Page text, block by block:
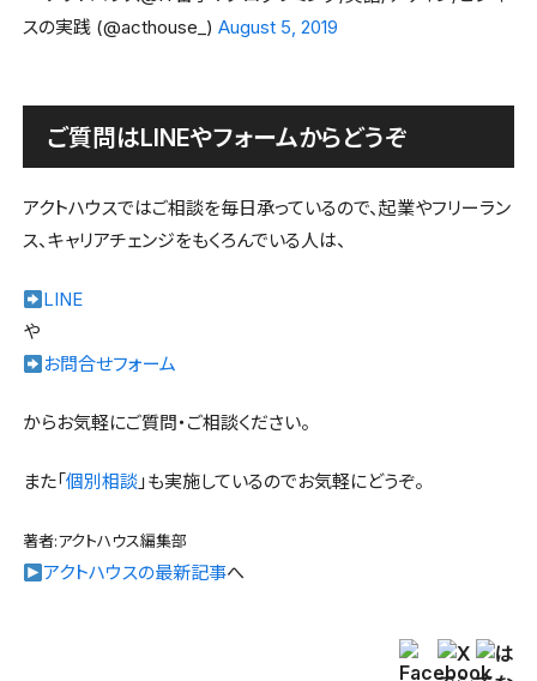
スの実践 (@acthouse_)August 5, 2019
ご質問はLINEやフォームからどうぞ
アクトハウスではご相談を毎日承っているので、起業やフリーラン
ス、キャリアチェンジをもくろんでいる人は、
LINE
や
お問合せフォーム
からお気軽にご質問・ご相談ください。
また「個別相談 」も実施しているのでお気軽にどうぞ。
著者:アクトハウス編集部
アクトハウスの最新記事へ